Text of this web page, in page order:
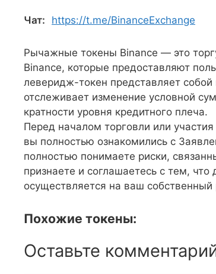
Чат: https://t.me/BinanceExchange
Рычажные токены Binance — это
Binance, которые предоставляют
леверидж-токен представляет собой
отслеживает изменение условной
кратности уровня кредитного плеча.
Перед началом торговли или
вы полностью ознакомились с
полностью понимаете риски,
признаете и соглашаетесь с тем,
осуществляется на ваш собственный
Похожие токены:
Оставьте